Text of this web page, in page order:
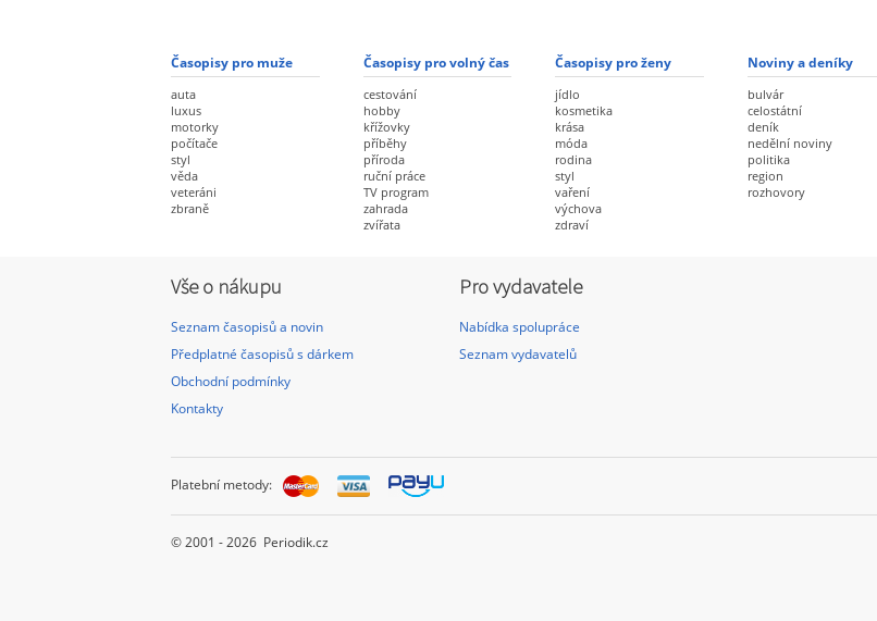
Časopisy pro muže
auta
luxus
motorky
počítače
styl
věda
veteráni
zbraně
Časopisy pro volný čas
cestování
hobby
křížovky
příběhy
příroda
ruční práce
TV program
zahrada
zvířata
Časopisy pro ženy
jídlo
kosmetika
krása
móda
rodina
styl
vaření
výchova
zdraví
Noviny a deníky
bulvár
celostátní
deník
nedělní noviny
politika
region
rozhovory
Vše o nákupu
Seznam časopisů a novin
Předplatné časopisů s dárkem
Obchodní podmínky
Kontakty
Pro vydavatele
Nabídka spolupráce
Seznam vydavatelů
Platební metody:
© 2001 - 2026 Periodik.cz